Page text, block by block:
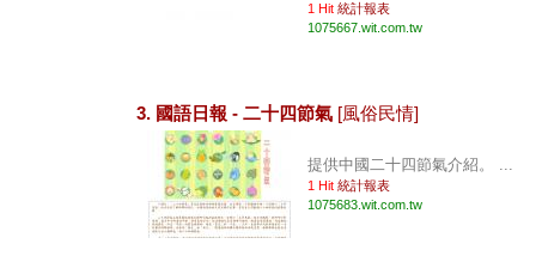
1 Hit 統計報表
1075667.wit.com.tw
3. 國語日報 - 二十四節氣 [風俗民情]
提供中國二十四節氣介紹。 ...
1 Hit 統計報表
1075683.wit.com.tw